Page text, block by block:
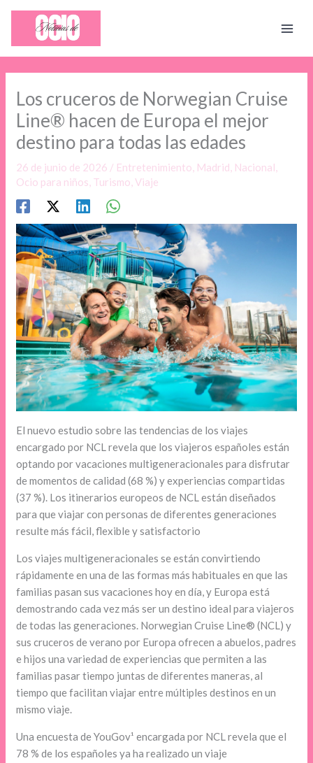
contenido
Los cruceros de Norwegian Cruise
Line® hacen de Europa el mejor
destino para todas las edades
26 de junio de 2026 / Entretenimiento, Madrid, Nacional,
Ocio para niños, Turismo,Viaje
El nuevo estudio sobre las tendencias de los viajes
encargado por NCL revela que los viajeros españoles están
optando por vacaciones multigeneracionales para disfrutar
de momentos de calidad (68 %) y experiencias compartidas
(37 %). Los itinerarios europeos de NCL están diseñados
para que viajar con personas de diferentes generaciones
resulte más fácil, flexible y satisfactorio
Los viajes multigeneracionales se están convirtiendo
rápidamente en una de las formas más habituales en que las
familias pasan sus vacaciones hoy en día, y Europa está
demostrando cada vez más ser un destino ideal para viajeros
de todas las generaciones. Norwegian Cruise Line® (NCL) y
sus cruceros de verano por Europa ofrecen a abuelos, padres
e hijos una variedad de experiencias que permiten a las
familias pasar tiempo juntas de diferentes maneras, al
tiempo que facilitan viajar entre múltiples destinos en un
mismo viaje.
Una encuesta de YouGov¹ encargada por NCL revela que el
78 % de los españoles ya ha realizado un viaje